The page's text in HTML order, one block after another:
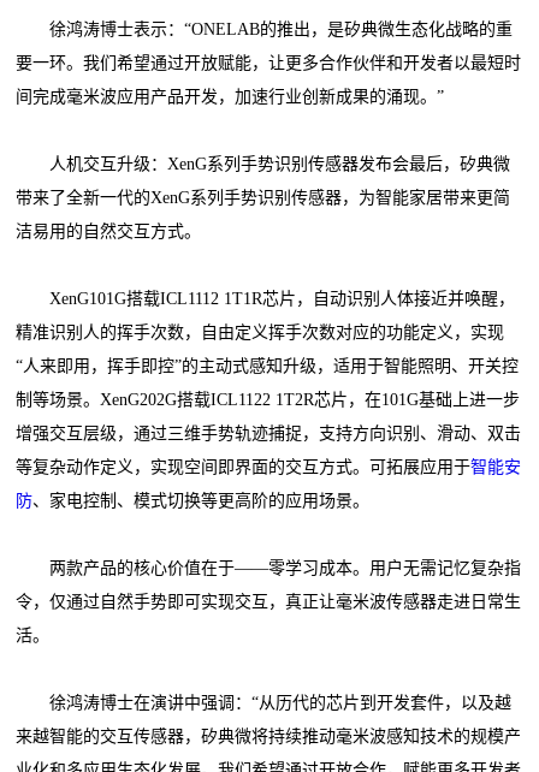
徐鸿涛博士表示：“ONELAB的推出，是矽典微生态化战略的重
要一环。我们希望通过开放赋能，让更多合作伙伴和开发者以最短时
间完成毫米波应用产品开发，加速行业创新成果的涌现。”
人机交互升级：XenG系列手势识别传感器发布会最后，矽典微
带来了全新一代的XenG系列手势识别传感器，为智能家居带来更简
洁易用的自然交互方式。
XenG101G搭载ICL1112 1T1R芯片，自动识别人体接近并唤醒，
精准识别人的挥手次数，自由定义挥手次数对应的功能定义，实现
“人来即用，挥手即控”的主动式感知升级，适用于智能照明、开关控
制等场景。XenG202G搭载ICL1122 1T2R芯片，在101G基础上进一步
增强交互层级，通过三维手势轨迹捕捉，支持方向识别、滑动、双击
等复杂动作定义，实现空间即界面的交互方式。可拓展应用于智能安
防、家电控制、模式切换等更高阶的应用场景。
两款产品的核心价值在于——零学习成本。用户无需记忆复杂指
令，仅通过自然手势即可实现交互，真正让毫米波传感器走进日常生
活。
徐鸿涛博士在演讲中强调：“从历代的芯片到开发套件，以及越
来越智能的交互传感器，矽典微将持续推动毫米波感知技术的规模产